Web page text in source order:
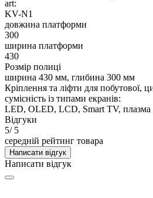
art:
KV-N1
довжина платформи
300
ширина платформи
430
Розмір полиці
ширина 430 мм, глибина 300 мм
Кріплення та ліфти для побутової,
сумісність із типами екранів:
LED, OLED, LCD, Smart TV, плазма
Відгуки
5/ 5
середній рейтинг товара
Написати відгук
Написати відгук